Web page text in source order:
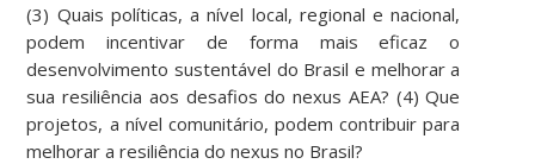
(3) Quais políticas, a nível local, regional e nacional,
podem incentivar de forma mais eficaz o
desenvolvimento sustentável do Brasil e melhorar a
sua resiliência aos desafios do nexus AEA? (4) Que
projetos, a nível comunitário, podem contribuir para
melhorar a resiliência do nexus no Brasil?